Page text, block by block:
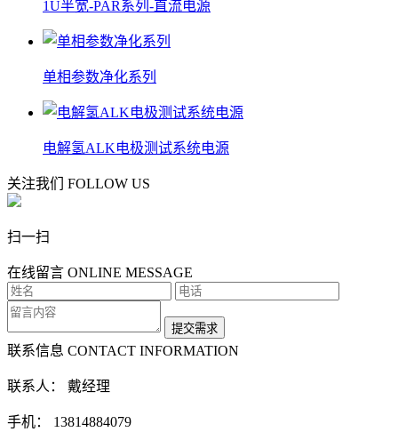
1U半宽-PAR系列-直流电源
单相参数净化系列
电解氢ALK电极测试系统电源
关注我们 FOLLOW US
扫一扫
在线留言 ONLINE MESSAGE
联系信息 CONTACT INFORMATION
联系人： 戴经理
手机： 13814884079